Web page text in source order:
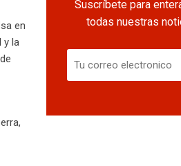
en
y la
Suscríbete para
todas nuestras